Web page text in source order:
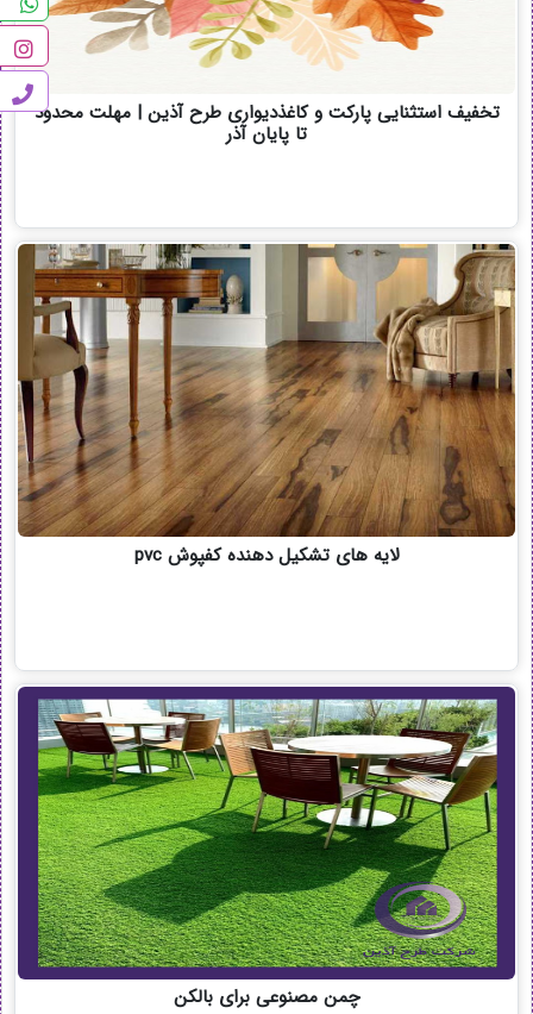
تخفیف استثنایی پارکت و کاغذدیواری طرح آذین | مهلت محدود
تا پایان آذر
لایه های تشکیل دهنده کفپوش pvc
چمن مصنوعی برای بالکن